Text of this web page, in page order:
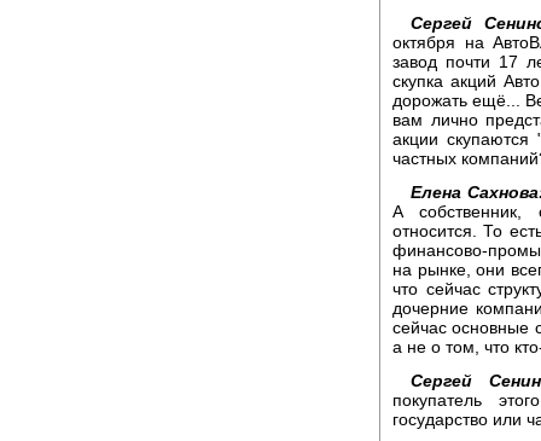
Сергей
октября на
завод почти 17
скупка акций
дорожать ещё...
вам лично
акции скупаются
частных
Елена
А собственник,
относится. То
финансово-
на рынке, они
что сейчас
дочерние
сейчас основные
а не о том, что
Сергей
покупатель
государство или